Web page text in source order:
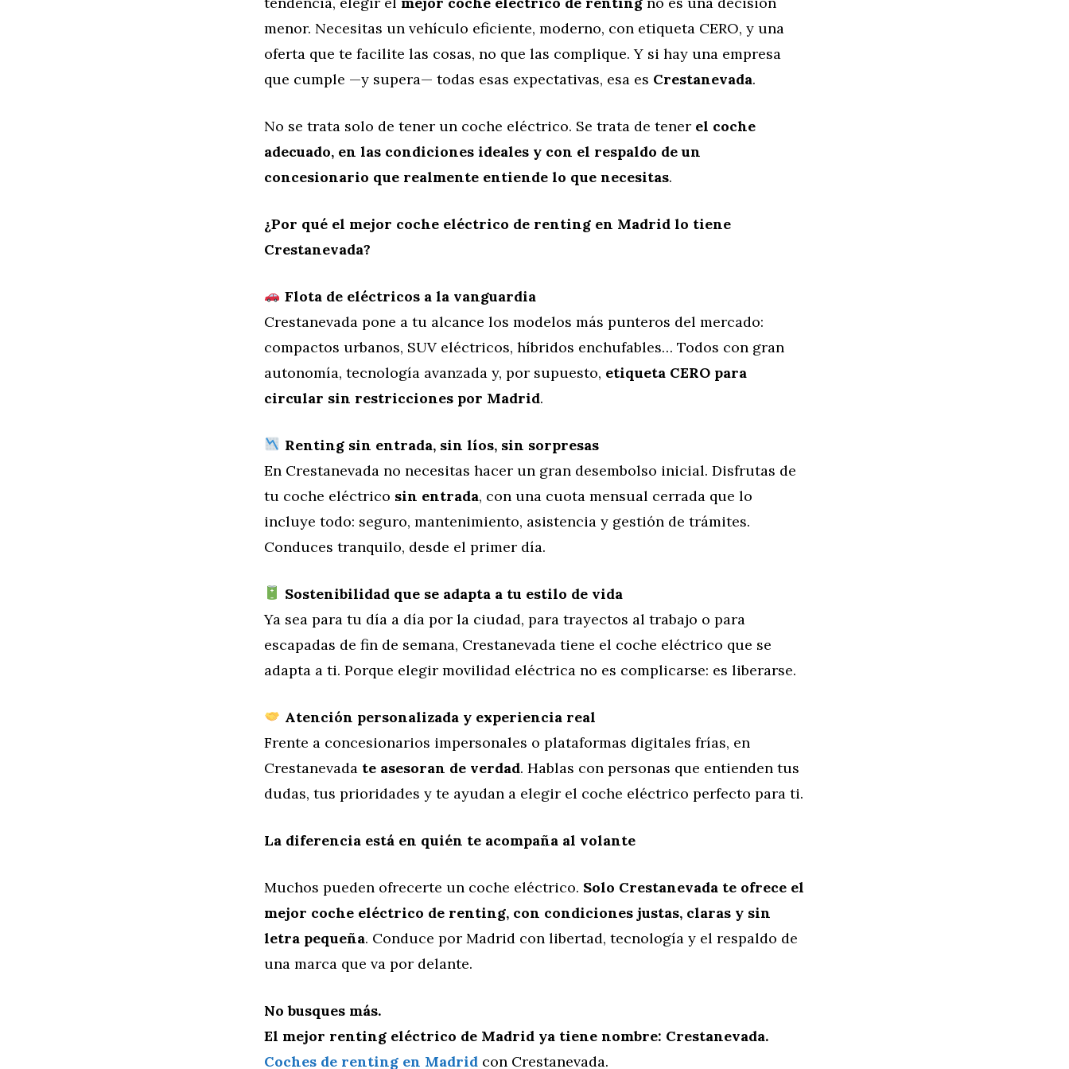
menor. Necesitas un vehículo eficiente, moderno, con etiqueta CERO, y una
oferta que te facilite las cosas, no que las complique. Y si hay una empresa
que cumple —y supera— todas esas expectativas, esa es Crestanevada.
No se trata solo de tener un coche eléctrico. Se trata de tener el coche
adecuado, en las condiciones ideales y con el respaldo de un
concesionario que realmente entiende lo que necesitas.
¿Por qué el mejor coche eléctrico de renting en Madrid lo tiene
Crestanevada?
Flota de eléctricos a la vanguardia
Crestanevada pone a tu alcance los modelos más punteros del mercado:
compactos urbanos, SUV eléctricos, híbridos enchufables… Todos con gran
autonomía, tecnología avanzada y, por supuesto, etiqueta CERO para
circular sin restricciones por Madrid.
Renting sin entrada, sin líos, sin sorpresas
En Crestanevada no necesitas hacer un gran desembolso inicial. Disfrutas de
tu coche eléctrico sin entrada, con una cuota mensual cerrada que lo
incluye todo: seguro, mantenimiento, asistencia y gestión de trámites.
Conduces tranquilo, desde el primer día.
Sostenibilidad que se adapta a tu estilo de vida
Ya sea para tu día a día por la ciudad, para trayectos al trabajo o para
escapadas de fin de semana, Crestanevada tiene el coche eléctrico que se
adapta a ti. Porque elegir movilidad eléctrica no es complicarse: es liberarse.
Atención personalizada y experiencia real
Frente a concesionarios impersonales o plataformas digitales frías, en
Crestanevada te asesoran de verdad. Hablas con personas que entienden tus
dudas, tus prioridades y te ayudan a elegir el coche eléctrico perfecto para ti.
La diferencia está en quién te acompaña al volante
Muchos pueden ofrecerte un coche eléctrico. Solo Crestanevada te ofrece el
mejor coche eléctrico de renting, con condiciones justas, claras y sin
letra pequeña. Conduce por Madrid con libertad, tecnología y el respaldo de
una marca que va por delante.
No busques más.
El mejor renting eléctrico de Madrid ya tiene nombre: Crestanevada.
Coches de renting en Madrid con Crestanevada.